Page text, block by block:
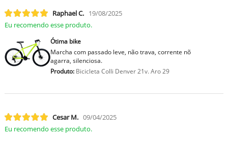
Raphael C. 19/08/2025
Eu recomendo esse produto.
Ótima bike
Marcha com passado leve, não trava, corrente nõ
agarra, silenciosa.
Produto:Bicicleta Colli Denver 21v. Aro 29
Cesar M. 09/04/2025
Eu recomendo esse produto.